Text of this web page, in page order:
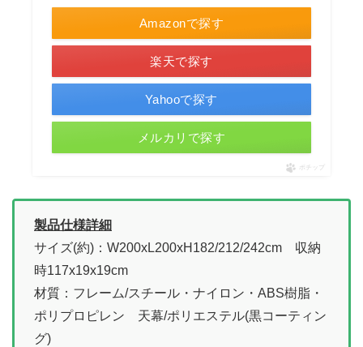
Amazonで探す
楽天で探す
Yahooで探す
メルカリで探す
ポチップ
製品仕様詳細
サイズ(約)：W200xL200xH182/212/242cm 収納
時117x19x19cm
材質：フレーム/スチール・ナイロン・ABS樹脂・
ポリプロピレン 天幕/ポリエステル(黒コーティン
グ)